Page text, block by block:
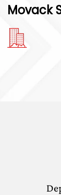
Movack